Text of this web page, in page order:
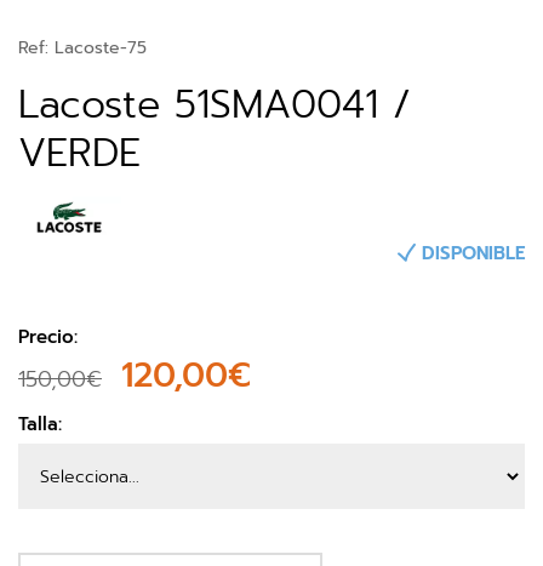
Ref: Lacoste-75
Lacoste 51SMA0041 /
VERDE
DISPONIBLE
Precio:
150,00€ 120,00€
Talla: